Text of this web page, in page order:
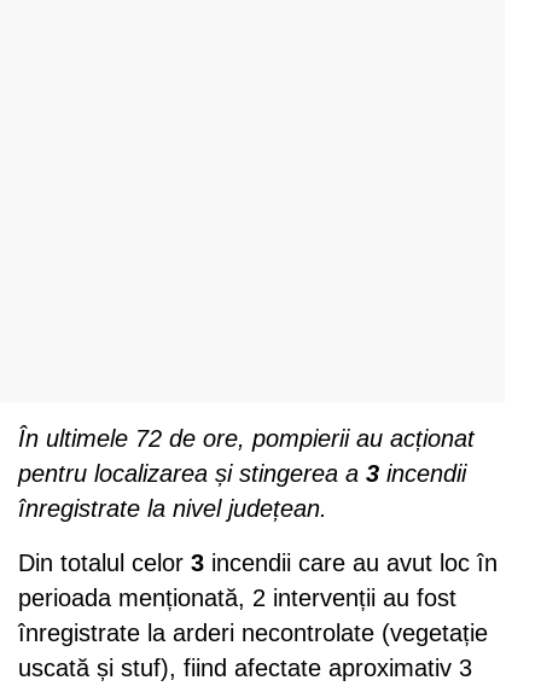
În ultimele 72 de ore, pompierii au acționat
pentru localizarea și stingerea a 3 incendii
înregistrate la nivel județean.
Din totalul celor 3 incendii care au avut loc în
perioada menționată, 2 intervenții au fost
înregistrate la arderi necontrolate (vegetație
uscată și stuf), fiind afectate aproximativ 3